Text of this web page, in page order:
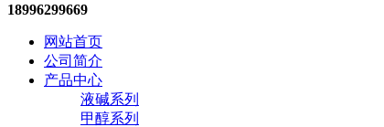
18996299669
网站首页
公司简介
产品中心
液碱系列
甲醇系列